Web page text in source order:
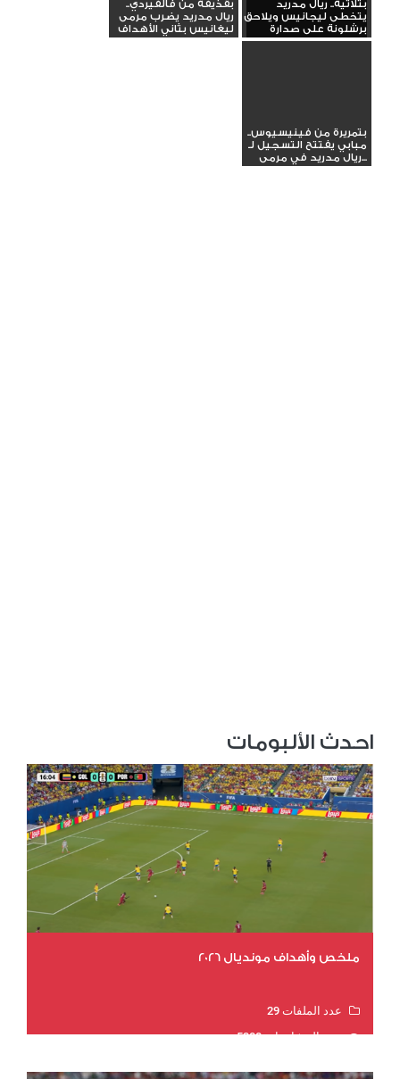
بثلاثية.. ريال مدريد
يتخطى ليجانيس ويلاحق
برشلونة على صدارة
الدوري
بقذيفة من فالفيردي..
ريال مدريد يضرب مرمى
ليغانيس بثاني الأهداف
بتمريرة من فينيسيوس..
مبابي يفتتح التسجيل لـ
ريال مدريد في مرمى...
احدث الألبومات
ملخص وأهداف مونديال 2026
عدد الملفات 29
عدد المشاهدات 5300